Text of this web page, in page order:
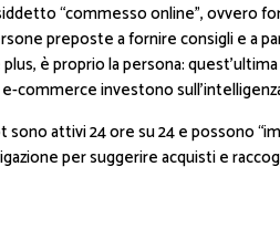
“commesso online”, ovvero
preposte a fornire consigli e a
è proprio la persona:
commerce investono
sono attivi 24 ore su 24 e possono
per suggerire acquisti e